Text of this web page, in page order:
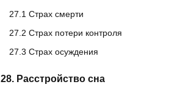
27.1 Страх смерти
27.2 Страх потери контроля
27.3 Страх осуждения
28. Расстройство сна